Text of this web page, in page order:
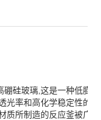
硼硅玻璃,这是一种低膨
光率和高化学稳定性的
质所制造的反应釜被广